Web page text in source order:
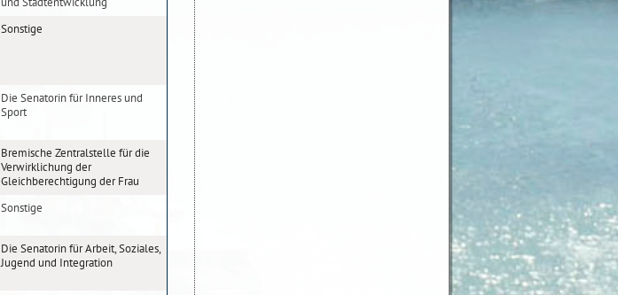
Sonstige
Die Senatorin für Inneres und
Sport
Bremische Zentralstelle für die
Verwirklichung der
Gleichberechtigung der Frau
Sonstige
Die Senatorin für Arbeit, Soziales,
Jugend und Integration